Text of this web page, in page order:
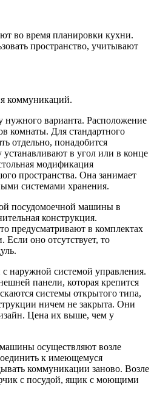
во время планировки кухни.
пространство, учитывают
коммуникаций.
нужного варианта. Расположение
комнаты. Для стандартного
отдельно, понадобится
в угол или в конце
модификация
пространства. Она занимает
системами хранения.
посудомоечной машины в
конструкция.
предусматривают в комплектах
Если оно отсутствует, то
наружной системой управления.
панели, которая крепится
системы открытого типа,
ничем не закрыта. Они
Цена их выше, чем у
осуществляют возле
к имеющемуся
коммуникации заново. Возле
с посудой, ящик с моющими